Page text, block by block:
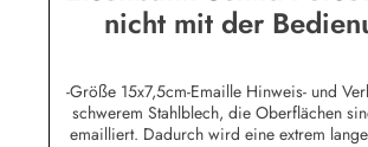
nicht mit der
-Größe 15x7,5cm-Emaille Hinweis- und
schwerem Stahlblech, die Oberflächen
emailliert. Dadurch wird eine extrem